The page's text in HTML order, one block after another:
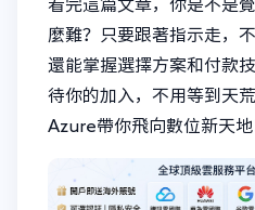
看完這篇文章，你是不是
麼難？只要跟著指示走，
還能掌握選擇方案和付款
待你的加入，不用等到天
Azure帶你飛向數位新天地